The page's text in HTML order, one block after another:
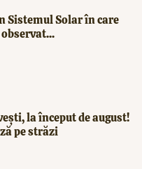
Sistemul Solar în care
la început de august!
pe străzi